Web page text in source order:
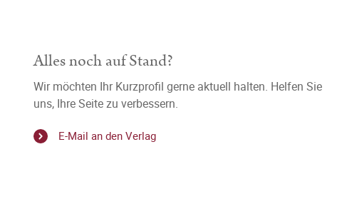
Alles noch auf Stand?
Wir möchten Ihr Kurzprofil gerne aktuell halten. Helfen Sie
uns, Ihre Seite zu verbessern.
E-Mail an den Verlag